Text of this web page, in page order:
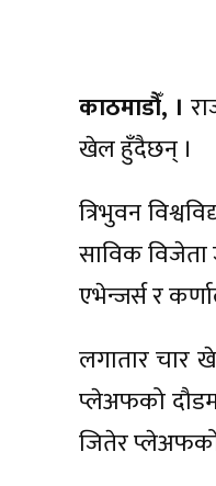
काठमाडौँ, ।
खेल हुँदैछन् ।
त्रिभुवन
साविक विजेता
एभेन्जर्स र
लगातार चार
प्लेअफको
जितेर प्लेअफको